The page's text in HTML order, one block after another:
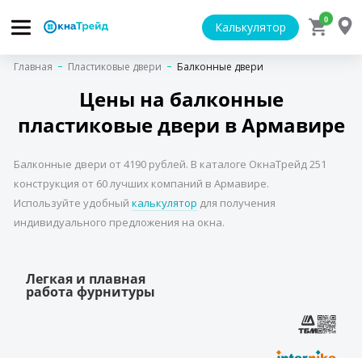
Калькулятор 0
Главная Пластиковые двери Балконные двери
Цены на балконные
пластиковые двери в Армавире
Балконные двери от 4190 рублей. В каталоге ОкнаТрейд 251
конструкция от 60 лучших компаний в Армавире.
Используйте удобный калькулятор для получения
индивидуального предложения на окна.
Легкая и плавная
работа фурнитуры